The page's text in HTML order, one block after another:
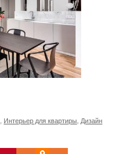
Интерьер для квартиры Дизайн